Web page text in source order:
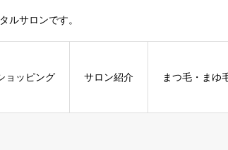
ルサロンです。
ョッピング サロン紹介 まつ毛・まゆ